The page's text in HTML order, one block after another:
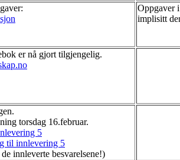
Oppgaver
implisitt
er nå gjort tilgjengelig.
torsdag 16.februar.
5
til innlevering 5
innleverte besvarelsene!)